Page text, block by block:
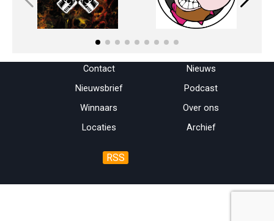
Menu overslaan
Contact
Nieuws
Nieuwsbrief
Podcast
Winnaars
Over ons
Locaties
Archief
RSS